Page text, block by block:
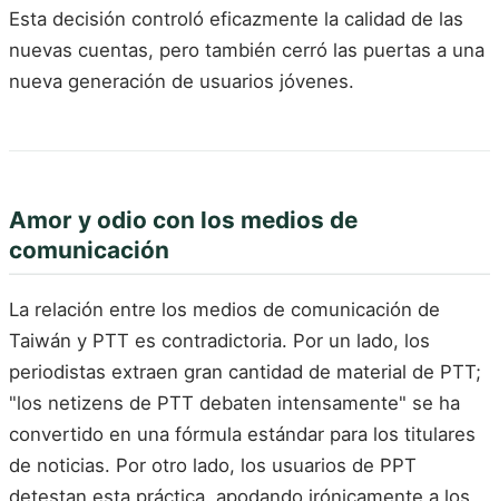
Esta decisión controló eficazmente la calidad de las
nuevas cuentas, pero también cerró las puertas a una
nueva generación de usuarios jóvenes.
Amor y odio con los medios de
comunicación
La relación entre los medios de comunicación de
Taiwán y PTT es contradictoria. Por un lado, los
periodistas extraen gran cantidad de material de PTT;
"los netizens de PTT debaten intensamente" se ha
convertido en una fórmula estándar para los titulares
de noticias. Por otro lado, los usuarios de PPT
detestan esta práctica, apodando irónicamente a los